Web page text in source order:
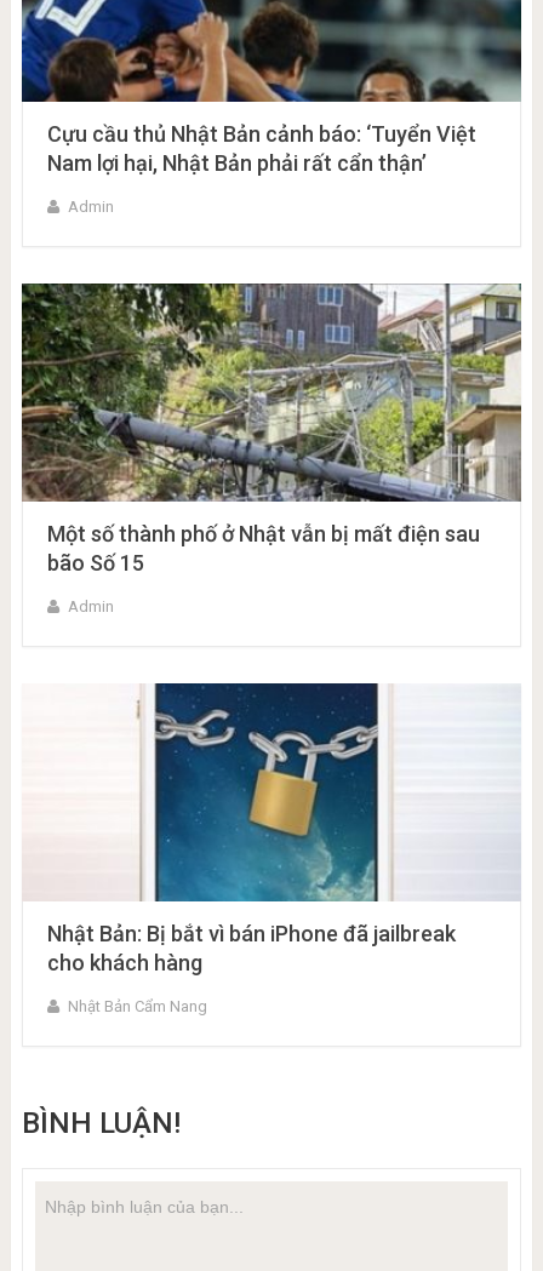
Cựu cầu thủ Nhật Bản cảnh báo: ‘Tuyển Việt
Nam lợi hại, Nhật Bản phải rất cẩn thận’
Admin
Một số thành phố ở Nhật vẫn bị mất điện sau
bão Số 15
Admin
Nhật Bản: Bị bắt vì bán iPhone đã jailbreak
cho khách hàng
Nhật Bản Cẩm Nang
BÌNH LUẬN!